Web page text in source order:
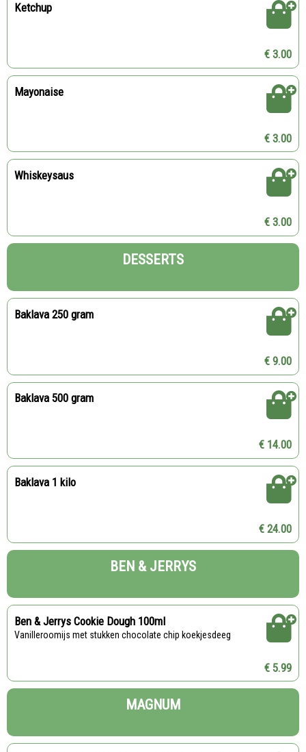
Ketchup
€ 3.00
Mayonaise
€ 3.00
Whiskeysaus
€ 3.00
DESSERTS
Baklava 250 gram
€ 9.00
Baklava 500 gram
€ 14.00
Baklava 1 kilo
€ 24.00
BEN & JERRYS
Ben & Jerrys Cookie Dough 100ml
Vanilleroomijs met stukken chocolate chip koekjesdeeg
€ 5.99
MAGNUM